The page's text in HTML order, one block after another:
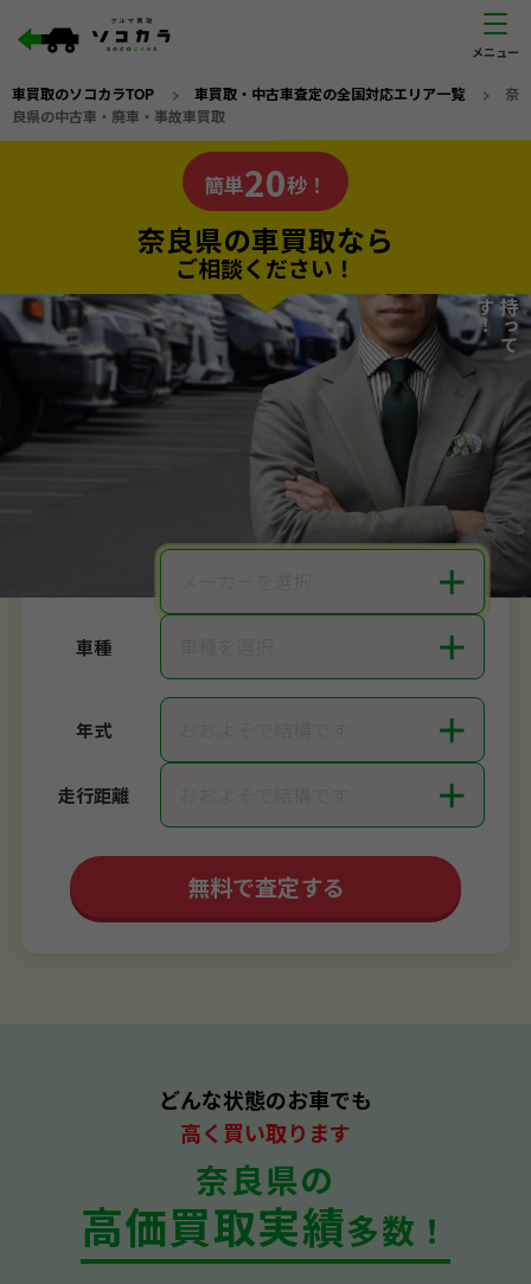
車買取のソコカラTOP > 車買取・中古車査定の全国対応エリア一覧> 奈
良県の中古車・廃車・事故車買取
の車買取なら
ソコカラの
電話か出張か、高い方の査定を提案。
私たちが責任を持って
査定いたします！
簡単20秒！
奈良県の車買取なら
ご相談ください！
20秒で入力完了！
カンタンWeb査定
ご依頼いただいたお車を丁寧に査定いたします
＋
車種 ＋
年式 ＋
走行距離 ＋
無料で査定する
どんな状態のお車でも
高く買い取ります
奈良県の
高価買取実績多数！